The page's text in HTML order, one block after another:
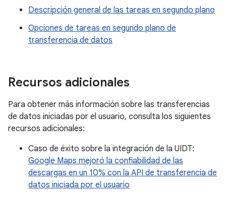
Descripción general de las tareas en segundo plano
Opciones de tareas en segundo plano de
transferencia de datos
Recursos adicionales
Para obtener más información sobre las transferencias
de datos iniciadas por el usuario, consulta los siguientes
recursos adicionales:
Caso de éxito sobre la integración de la UIDT:
Google Maps mejoró la confiabilidad de las
descargas en un 10% con la API de transferencia de
datos iniciada por el usuario